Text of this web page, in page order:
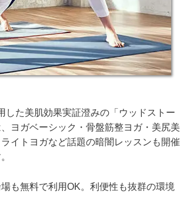
した美肌効果実証澄みの「ウッドストー
ヨガベーシック・骨盤筋整ヨガ・美尻美
イトヨガなど話題の暗闇レッスンも開催
も無料で利用OK。利便性も抜群の環境